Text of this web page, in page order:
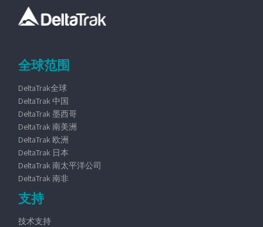
全球范围
DeltaTrak全球
DeltaTrak 中国
DeltaTrak 墨西哥
DeltaTrak 南美洲
DeltaTrak 欧洲
DeltaTrak 日本
DeltaTrak 南太平洋公司
DeltaTrak 南非
支持
技术支持